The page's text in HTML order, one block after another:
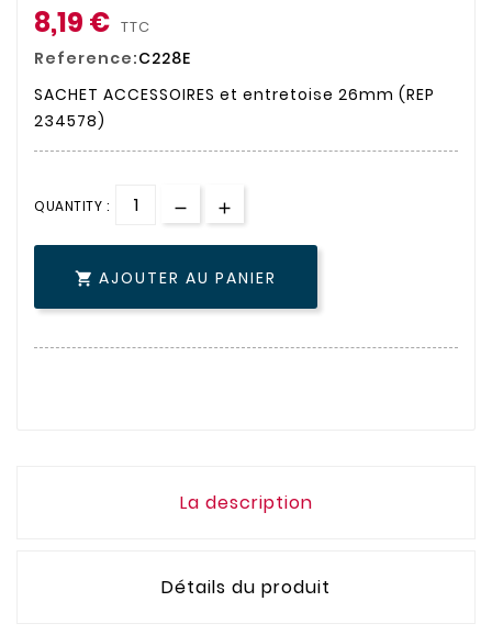
8,19 € TTC
Reference:C228E
SACHET ACCESSOIRES et entretoise 26mm (REP
234578)
QUANTITY :
 AJOUTER AU PANIER
La description
Détails du produit